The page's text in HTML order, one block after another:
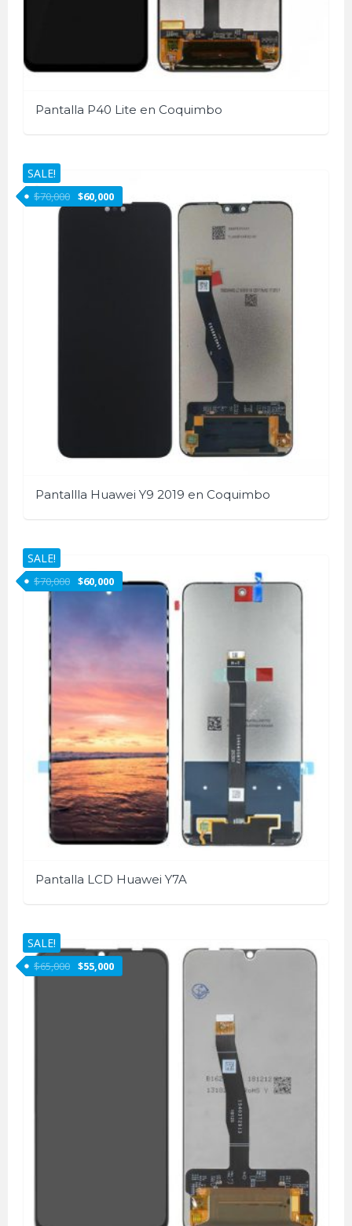
Pantalla P40 Lite en Coquimbo
SALE!
Pantallla Huawei Y9 2019 en Coquimbo
$70,000 $60,000
SALE!
Pantalla LCD Huawei Y7A
$70,000 $60,000
SALE!
$65,000 $55,000